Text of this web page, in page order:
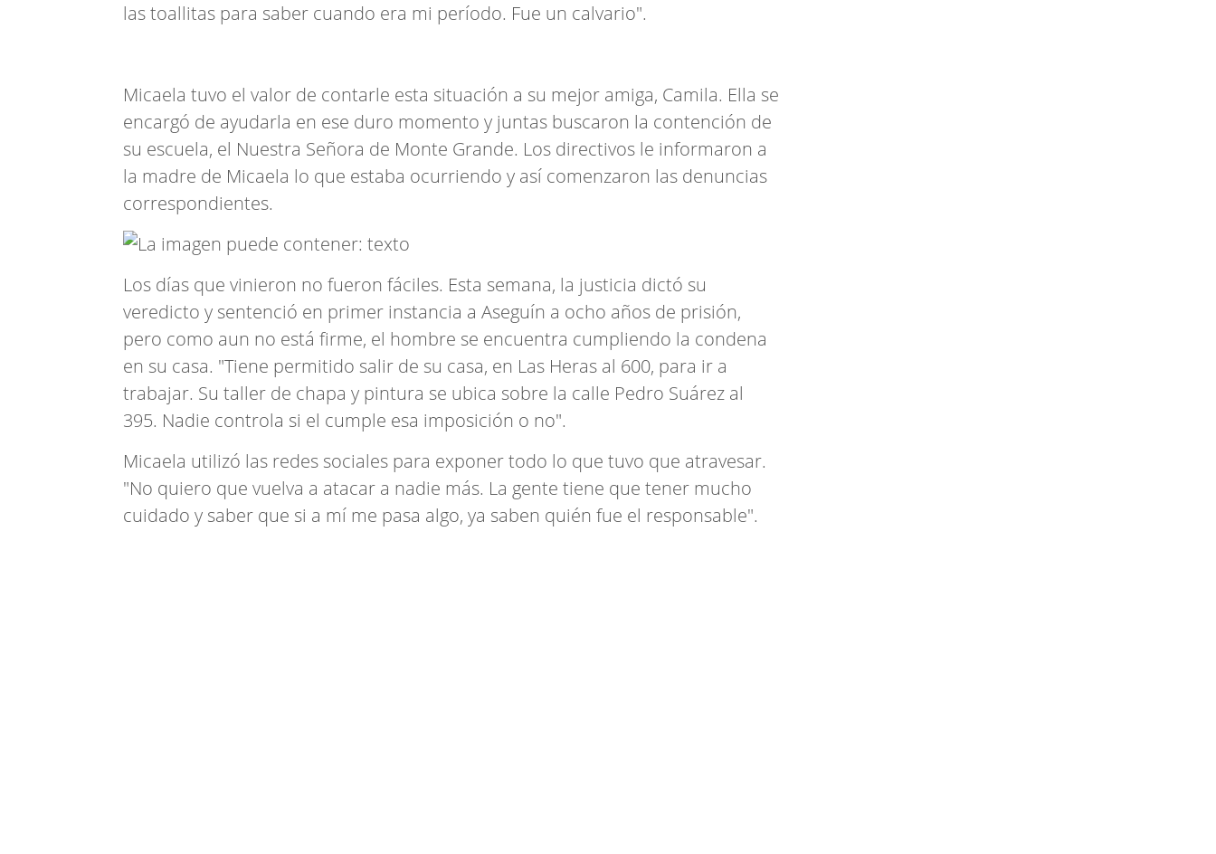
las toallitas para saber cuando era mi período. Fue un calvario".
Micaela tuvo el valor de contarle esta situación a su mejor amiga, Camila. Ella se
encargó de ayudarla en ese duro momento y juntas buscaron la contención de
su escuela, el Nuestra Señora de Monte Grande. Los directivos le informaron a
la madre de Micaela lo que estaba ocurriendo y así comenzaron las denuncias
correspondientes.
Los días que vinieron no fueron fáciles. Esta semana, la justicia dictó su
veredicto y sentenció en primer instancia a Aseguín a ocho años de prisión,
pero como aun no está firme, el hombre se encuentra cumpliendo la condena
en su casa. "Tiene permitido salir de su casa, en Las Heras al 600, para ir a
trabajar. Su taller de chapa y pintura se ubica sobre la calle Pedro Suárez al
395. Nadie controla si el cumple esa imposición o no".
Micaela utilizó las redes sociales para exponer todo lo que tuvo que atravesar.
"No quiero que vuelva a atacar a nadie más. La gente tiene que tener mucho
cuidado y saber que si a mí me pasa algo, ya saben quién fue el responsable".